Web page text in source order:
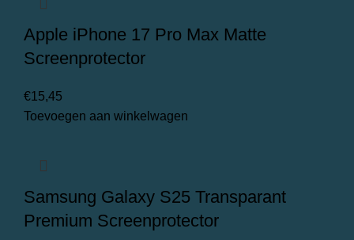
Apple iPhone 17 Pro Max Matte
Screenprotector
€15,45
Toevoegen aan winkelwagen
Samsung Galaxy S25 Transparant
Premium Screenprotector